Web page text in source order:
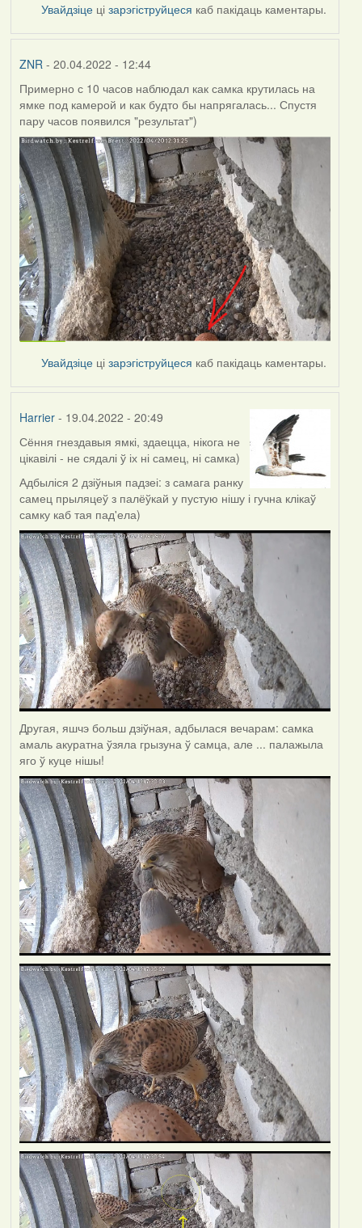
Увайдзіце цізарэгіструйцеся каб пакідаць каментары.
ZNR- 20.04.2022 - 12:44
Примерно с 10 часов наблюдал как самка крутилась на
ямке под камерой и как будто бы напрягалась... Спустя
пару часов появился "результат")
Увайдзіце цізарэгіструйцеся каб пакідаць каментары.
Harrier- 19.04.2022 - 20:49
Сёння гнездавыя ямкі, здаецца, нікога не
цікавілі - не сядалі ў іх ні самец, ні самка)
Адбыліся 2 дзіўныя падзеі: з самага ранку
самец прыляцеў з палёўкай у пустую нішу і гучна клікаў
самку каб тая пад'ела)
Другая, яшчэ больш дзіўная, адбылася вечарам: самка
амаль акуратна ўзяла грызуна ў самца, але ... палажыла
яго ў куце нішы!